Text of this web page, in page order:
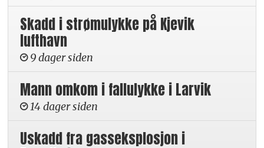
Skadd i strømulykke på Kjevik
lufthavn
9 dager siden
Mann omkom i fallulykke i Larvik
14 dager siden
Uskadd fra gasseksplosjon i